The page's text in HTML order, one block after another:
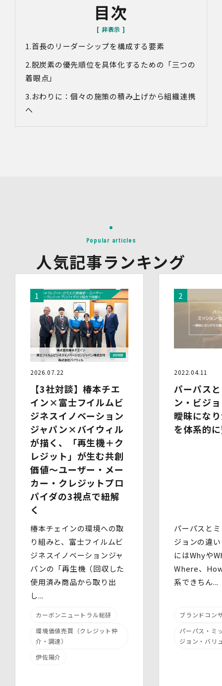
望・お問い合わせ内容・ご意見等の正確な把握、今後の
サービス向上等のために、録音・録画させていただく場合
対象情報
利用目的
・お問い合わせ対応の品質向上及びお問い合わせ内容等の
第三者に提供することはありません。
イベント・セミナーの共催事業者
(2)提供される個人情報の内容
会社名・所属団体等の名称、所属名、役職名等の肩書、氏
名、住所、電話番号、メールアドレス、その他イベント・
(3)第三者提供の方法
電話、FAX、電子メール、郵送などの一般的な方法
(4)その他
上記の内容によらない個人情報の第三者提供を行う場合に
は、あらかじめ本人に対し個別具体的な内容を提示して同
意を得ます。
5.委託
当社は、上記利用目的の達成に必要な範囲内において、個
人情報の取扱いの全部又は一部を委託する場合がありま
す。個人情報の取扱いを外部に委託する際は、十分な情報
管理水準を確保している委託先を選定するとともに、当該
委託先には必要かつ適切な監督を行います。
6.安全管理措置
当社は、個人情報保護法、個人情報保護方針及び本方針に
従って、個人データ（個人情報保護法第16条第３項により
定義された「個人データ」をいい、以下同様とします。）
を適切に取り扱い、正確かつ最新のものとするよう適切な
処置を講じます。
また、個人データの漏えい、滅失又は毀損の防止その他の
個人データの保護のため、個人データを適切かつ安全に管
理します。
当社は、個人情報を適切に取り扱うため、以下の安全管理
措置を実施します。
(1)組織的安全管理措置
・ 個人データの取扱いに関する責任者を定め、報告連絡
体制や取扱方法を管理しています。
・ 個人情報の取扱状況について定期的な点検及び監査を
・ 個人データの取扱いに関する留意事項について、従業
・ 個人データについての秘密保持に関する事項を就業規
則に規定しています。
(3)物理的安全管理措置
・個人データを取扱う区域において、従業員の入退室管理
目次
首長のリーダーシップを構成する要素
脱炭素の優先順位を具体化するための「三つの
着眼点」
おわりに：個々の施策の積み上げから組織連携
へ
Popular articles
人気記事ランキング
2026.07.22
【3社対談】椿本チエ
イン×富士フイルムビ
ジネスイノベーション
ジャパン×バイウィル
が描く、「再生機＋ク
レジット」が生む共創
価値～ユーザー・メー
カー・クレジットプロ
パイダの3視点で紐解
く
椿本チェインの環境への取
り組みと、富士フイルムビ
ジネスイノベーションジャ
パンの「再生機（回収した
使用済み商品から取り出
し...
カーボンニュートラル総研
環境価値売買（クレジット仲
介・調達）
伊佐陽介
2022.04.11
パーパス
ン・ビジ
曖昧にな
を体系的
パーパスと
ジョンの違
にはWhyや
Where、
系できちん...
ブランドコン
パーパス・ミ
ジョン・バリ